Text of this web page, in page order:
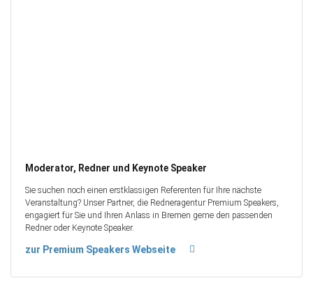
Moderator, Redner und Keynote Speaker
Sie suchen noch einen erstklassigen Referenten für Ihre nächste
Veranstaltung? Unser Partner, die Redneragentur Premium Speakers,
engagiert für Sie und Ihren Anlass in Bremen gerne den passenden
Redner oder Keynote Speaker.
zur Premium Speakers Webseite